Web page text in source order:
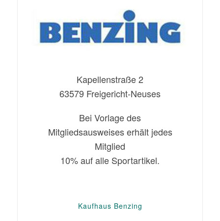
Kapellenstraße 2
63579 Freigericht-Neuses
Bei Vorlage des
Mitgliedsausweises erhält jedes
Mitglied
10% auf alle Sportartikel.
Kaufhaus Benzing